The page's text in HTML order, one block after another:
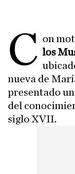
C on
los
nueva de
presentado
del
siglo XVII.